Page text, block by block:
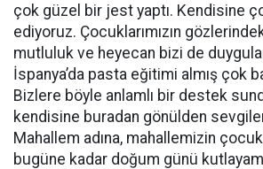
çok güzel bir jest yaptı. Kendisine
ediyoruz. Çocuklarımızın
mutluluk ve heyecan bizi de
İspanya’da pasta eğitimi almış çok
Bizlere böyle anlamlı bir destek
kendisine buradan gönülden
Mahallem adına, mahallemizin
bugüne kadar doğum günü